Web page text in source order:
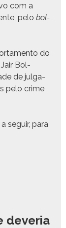
com a
pelo bol­
do
Jair Bol­
de jul­ga­
pelo crime
seguir, para
deveria